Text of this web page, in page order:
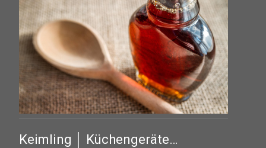
Keimling │ Küchengeräte…